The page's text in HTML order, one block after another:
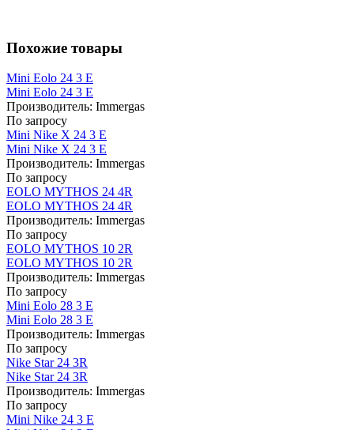
Похожие товары
Mini Eolo 24 3 E
Mini Eolo 24 3 E
Производитель: Immergas
По запросу
Mini Nike X 24 3 E
Mini Nike X 24 3 E
Производитель: Immergas
По запросу
EOLO MYTHOS 24 4R
EOLO MYTHOS 24 4R
Производитель: Immergas
По запросу
EOLO MYTHOS 10 2R
EOLO MYTHOS 10 2R
Производитель: Immergas
По запросу
Mini Eolo 28 3 E
Mini Eolo 28 3 E
Производитель: Immergas
По запросу
Nike Star 24 3R
Nike Star 24 3R
Производитель: Immergas
По запросу
Mini Nike 24 3 E